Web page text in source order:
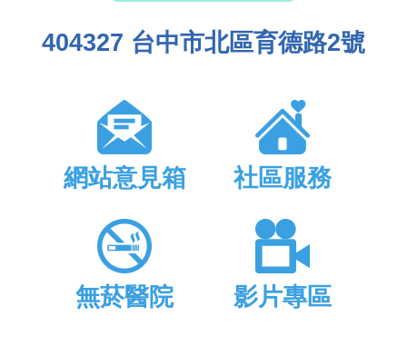
404327 台中市北區育德路2號
網站意見箱 社區服務
無菸醫院 影片專區